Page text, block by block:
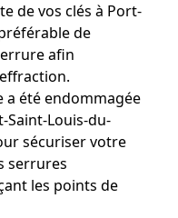
de vos clés à Port-
de
afin
a été endommagée
Saint-Louis-du-
sécuriser votre
serrures
les points de